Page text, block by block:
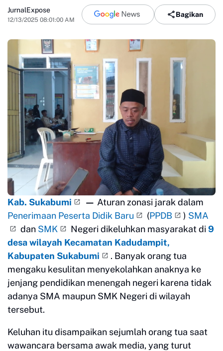
JurnalExpose
12/13/2025 08:01:00 AM
Bagikan
Kab. Sukabumi — Aturan zonasi jarak dalam
Penerimaan Peserta Didik Baru
(PPDB ) SMA
dan SMK Negeri dikeluhkan masyarakat di 9
desa wilayah Kecamatan Kadudampit,
Kabupaten Sukabumi
. Banyak orang tua
mengaku kesulitan menyekolahkan anaknya ke
jenjang pendidikan menengah negeri karena tidak
adanya SMA maupun SMK Negeri di wilayah
tersebut.
Keluhan itu disampaikan sejumlah orang tua saat
wawancara bersama awak media, yang turut